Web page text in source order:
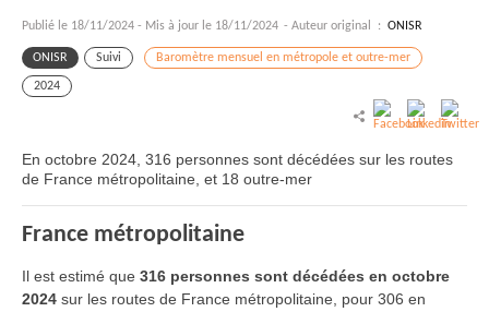
Publié le 18/11/2024 - Mis à jour le 18/11/2024 - Auteur original : ONISR
ONISR Suivi Baromètre mensuel en métropole et outre-mer
2024
En octobre 2024, 316 personnes sont décédées sur les routes
de France métropolitaine, et 18 outre-mer
France métropolitaine
Il est estimé que 316 personnes sont décédées en octobre
2024 sur les routes de France métropolitaine, pour 306 en